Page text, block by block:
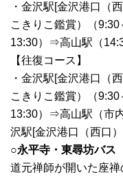
・金沢駅[金沢港口（
こきりこ鑑賞）（
13:30）⇒高山駅（
【往復コース】
・金沢駅[金沢港口（
こきりこ鑑賞）（
13:30）⇒高山駅（市
沢駅[金沢港口（西口）
○永平寺・東尋坊バス
道元禅師が開いた座